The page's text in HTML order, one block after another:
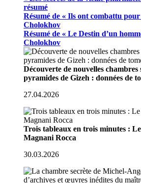
résumé
Résumé de « Ils ont combattu
Cholokhov
Résumé de « Le Destin d’un
Cholokhov
Découverte de nouvelles chambres
pyramides de Gizeh : données de
27.04.2026
Trois tableaux en trois minutes :
Magnani Rocca
30.03.2026